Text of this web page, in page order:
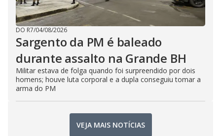
DO R7/04/08/2026
Sargento da PM é baleado
durante assalto na Grande BH
Militar estava de folga quando foi surpreendido por dois
homens; houve luta corporal e a dupla conseguiu tomar a
arma do PM
VEJA MAIS NOTÍCIAS